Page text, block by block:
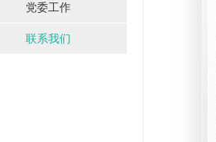
党委工作
联系我们